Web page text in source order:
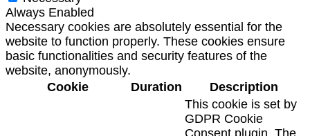
Always Enabled
Necessary cookies are absolutely essential for the
website to function properly. These cookies ensure
basic functionalities and security features of the
website, anonymously.
Cookie
Duration Description
This cookie is set by
GDPR Cookie